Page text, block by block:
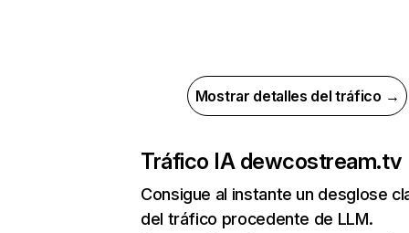
Mostrar detalles del tráfico →
Tráfico IA dewcostream.tv
Consigue al instante un desglose
del tráfico procedente de LLM.